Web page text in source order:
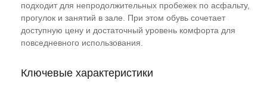
подходит для непродолжительных пробежек по асфальту,
прогулок и занятий в зале. При этом обувь сочетает
доступную цену и достаточный уровень комфорта для
повседневного использования.
Ключевые характеристики